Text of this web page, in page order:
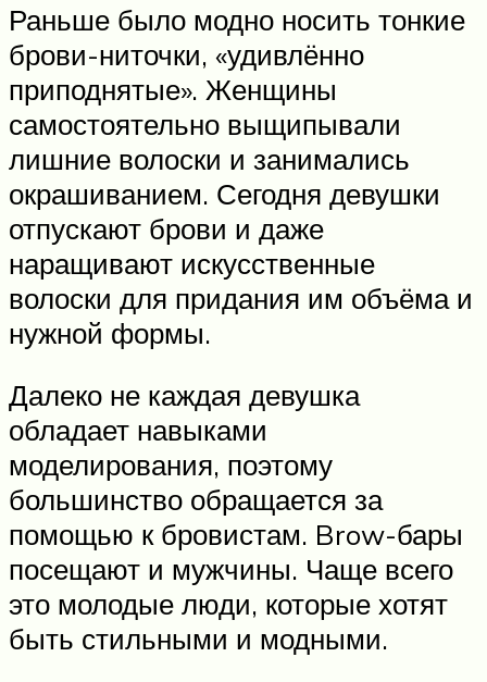
Раньше было модно носить тонкие
брови-ниточки, «удивлённо
приподнятые». Женщины
самостоятельно выщипывали
лишние волоски и занимались
окрашиванием. Сегодня девушки
отпускают брови и даже
наращивают искусственные
волоски для придания им объёма и
нужной формы.
Далеко не каждая девушка
обладает навыками
моделирования, поэтому
большинство обращается за
помощью к бровистам. Brow-бары
посещают и мужчины. Чаще всего
это молодые люди, которые хотят
быть стильными и модными.